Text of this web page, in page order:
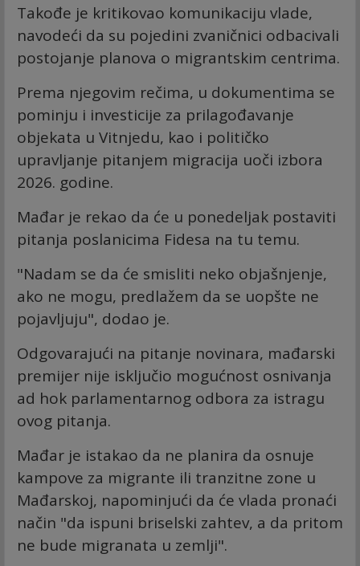
Takođe je kritikovao komunikaciju vlade,
navodeći da su pojedini zvaničnici odbacivali
postojanje planova o migrantskim centrima.
Prema njegovim rečima, u dokumentima se
pominju i investicije za prilagođavanje
objekata u Vitnjedu, kao i političko
upravljanje pitanjem migracija uoči izbora
2026. godine.
Mađar je rekao da će u ponedeljak postaviti
pitanja poslanicima Fidesa na tu temu.
"Nadam se da će smisliti neko objašnjenje,
ako ne mogu, predlažem da se uopšte ne
pojavljuju", dodao je.
Odgovarajući na pitanje novinara, mađarski
premijer nije isključio mogućnost osnivanja
ad hok parlamentarnog odbora za istragu
ovog pitanja.
Mađar je istakao da ne planira da osnuje
kampove za migrante ili tranzitne zone u
Mađarskoj, napominjući da će vlada pronaći
način "da ispuni briselski zahtev, a da pritom
ne bude migranata u zemlji".